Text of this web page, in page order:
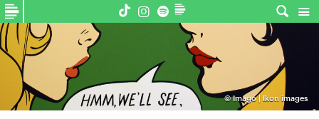
©Imago | Ikon images